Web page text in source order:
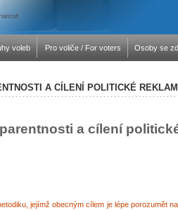
voleb Pro voliče / For voters Osoby se
A CÍLENÍ POLITICKÉ
a cílení
jejímž obecným cílem je lépe porozumět